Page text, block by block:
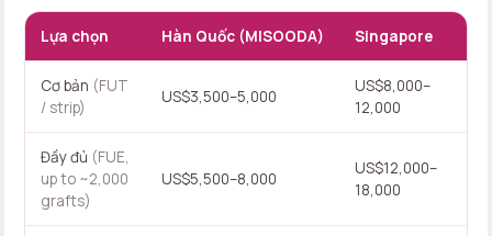
Lựa chọn Hàn Quốc (MISOODA) Singapore
Cơ bản (FUT
/ strip)
US$3,500–5,000
US$8,000–
12,000
Đầy đủ (FUE,
up to ~2,000
grafts)
US$5,500–8,000
US$12,000–
18,000